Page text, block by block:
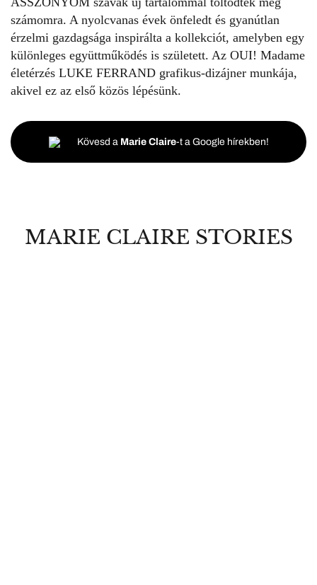
számomra. A nyolcvanas évek önfeledt és gyanútlan
érzelmi gazdagsága inspirálta a kollekciót, amelyben egy
különleges együttműködés is született. Az OUI! Madame
életérzés LUKE FERRAND grafikus-dizájner munkája,
akivel ez az első közös lépésünk.
Kövesd a Marie Claire-t a Google hírekben!
MARIE CLAIRE STORIES